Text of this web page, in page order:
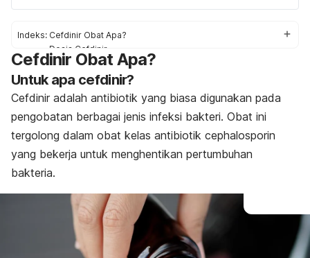
Indeks: Cefdinir Obat Apa?
Dosis Cefdinir
Efek samping Cefdinir
Peringatan dan Perhatian Obat Cefdinir
Interaksi Obat Cefdinir
Overdosis Cefdinir
Cefdinir Obat Apa?
Untuk apa cefdinir?
Cefdinir adalah antibiotik yang biasa digunakan pada
pengobatan berbagai jenis infeksi bakteri. Obat ini
tergolong dalam obat kelas antibiotik cephalosporin
yang bekerja untuk menghentikan pertumbuhan
bakteria.